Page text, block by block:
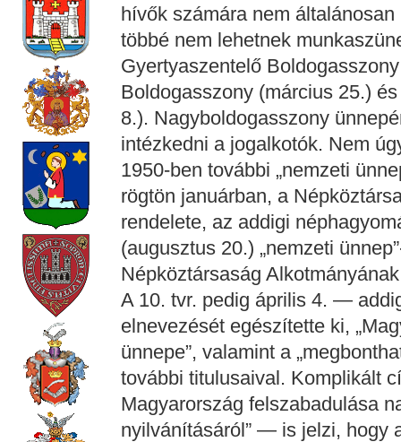
hívők számára nem
többé nem lehetnek
Gyertyaszentelő
Boldogasszony (március 25.)
8.). Nagyboldogasszony
intézkedni a jogalkotók. Nem
1950-ben további „nemzeti
rögtön januárban, a
rendelete, az addigi
(augusztus 20.) „nemzeti
Népköztársaság
A 10. tvr. pedig április 4. —
elnevezését egészítette ki,
ünnepe”, valamint a
további titulusaival. Komplikált
Magyarország felszabadulása
nyilvánításáról” — is jelzi, hogy